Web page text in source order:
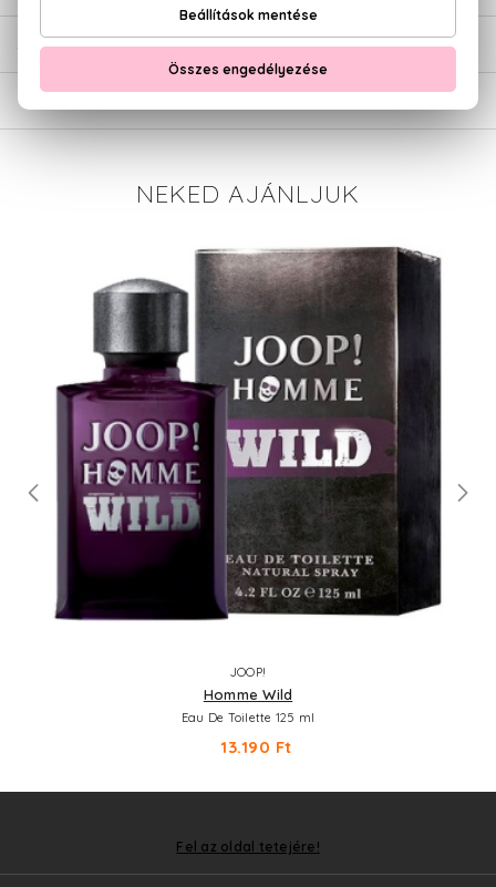
SZÁLLÍTÁS
NEKED AJÁNLJUK
JOOP!
Homme Wild
Eau De Toilette 125 ml
13.190 Ft
Fel az oldal tetejére!